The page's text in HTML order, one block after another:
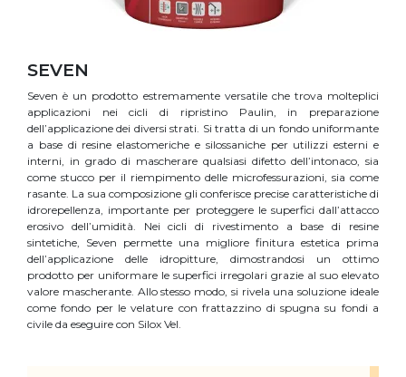
SEVEN
Seven è un prodotto estremamente versatile che trova molteplici
applicazioni nei cicli di ripristino Paulin, in preparazione
dell’applicazione dei diversi strati. Si tratta di un fondo uniformante
a base di resine elastomeriche e silossaniche per utilizzi esterni e
interni, in grado di mascherare qualsiasi difetto dell’intonaco, sia
come stucco per il riempimento delle microfessurazioni, sia come
rasante. La sua composizione gli conferisce precise caratteristiche di
idrorepellenza, importante per proteggere le superfici dall’attacco
erosivo dell’umidità. Nei cicli di rivestimento a base di resine
sintetiche, Seven permette una migliore finitura estetica prima
dell’applicazione delle idropitture, dimostrandosi un ottimo
prodotto per uniformare le superfici irregolari grazie al suo elevato
valore mascherante. Allo stesso modo, si rivela una soluzione ideale
come fondo per le velature con frattazzino di spugna su fondi a
civile da eseguire con Silox Vel.